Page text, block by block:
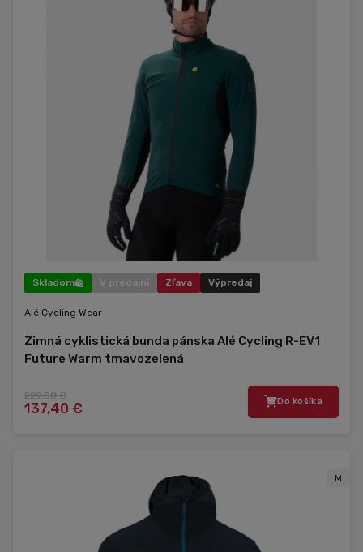
Skladom V predajni Zľava Výpredaj
Alé Cycling Wear
Zimná cyklistická bunda pánska Alé Cycling R-EV1
Future Warm tmavozelená
229,00 €
137,40 € Do košíka
M